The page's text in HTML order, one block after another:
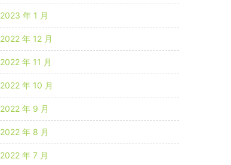
2023 年 1 月
2022 年 12 月
2022 年 11 月
2022 年 10 月
2022 年 9 月
2022 年 8 月
2022 年 7 月